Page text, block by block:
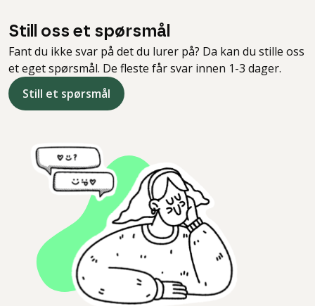
Still oss et spørsmål
Fant du ikke svar på det du lurer på? Da kan du stille oss
et eget spørsmål. De fleste får svar innen 1-3 dager.
Still et spørsmål